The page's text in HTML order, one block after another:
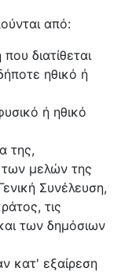
από:
διατίθεται
ηθικό ή
ή ηθικό
της,
μελών της
Συνέλευση,
τις
των δημόσιων
κατ' εξαίρεση